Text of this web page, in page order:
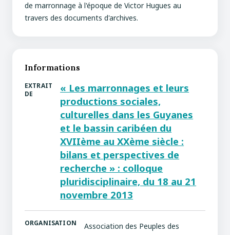
de marronnage à l'époque de Victor Hugues au
travers des documents d'archives.
Informations
EXTRAIT
DE
« Les marronnages et leurs
productions sociales,
culturelles dans les Guyanes
et le bassin caribéen du
XVIIème au XXème siècle :
bilans et perspectives de
recherche » : colloque
pluridisciplinaire, du 18 au 21
novembre 2013
ORGANISATION
Association des Peuples des